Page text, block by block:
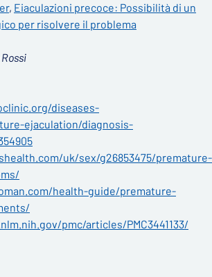
, Eiaculazioni precoce: Possibilità di un
per risolvere il problema
diseases-
ejaculation/diagnosis-
uk/sex/g26853475/premature-
health-guide/premature-
pmc/articles/PMC3441133/